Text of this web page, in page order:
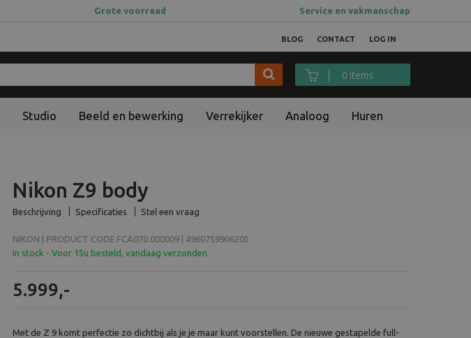
Grote voorraad Service en vakmanschap
LOG IN
BLOG CONTACT
0 items
Studio Beeld en bewerking Verrekijker Analoog Huren
Nikon Z9 body
Beschrijving Specificaties Stel een vraag
NIKON | PRODUCT CODE FCA070.000009 | 4960759906205
In stock - Voor 15u besteld, vandaag verzonden
5.999,-
Met de Z 9 komt perfectie zo dichtbij als je je maar kunt voorstellen. De nieuwe gestapelde full-